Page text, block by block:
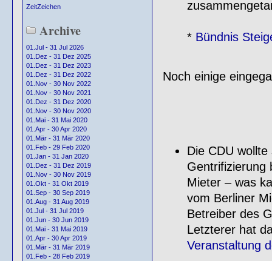
ZeitZeichen
Archive
01.Jul - 31 Jul 2026
01.Dez - 31 Dez 2025
01.Dez - 31 Dez 2023
01.Dez - 31 Dez 2022
01.Nov - 30 Nov 2022
01.Nov - 30 Nov 2021
01.Dez - 31 Dez 2020
01.Nov - 30 Nov 2020
01.Mai - 31 Mai 2020
01.Apr - 30 Apr 2020
01.Mär - 31 Mär 2020
01.Feb - 29 Feb 2020
01.Jan - 31 Jan 2020
01.Dez - 31 Dez 2019
01.Nov - 30 Nov 2019
01.Okt - 31 Okt 2019
01.Sep - 30 Sep 2019
01.Aug - 31 Aug 2019
01.Jul - 31 Jul 2019
01.Jun - 30 Jun 2019
01.Mai - 31 Mai 2019
01.Apr - 30 Apr 2019
01.Mär - 31 Mär 2019
01.Feb - 28 Feb 2019
* Bündnis
Noch einige
Die CDU
Gentrifizierung
Mieter – was
vom Berliner
Betreiber des
Letzterer hat
Veranstaltung